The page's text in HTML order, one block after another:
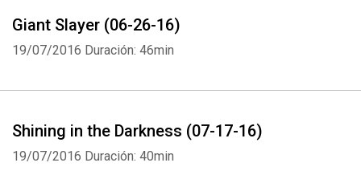
Giant Slayer (06-26-16)
19/07/2016 Duración: 46min
Shining in the Darkness (07-17-16)
19/07/2016 Duración: 40min